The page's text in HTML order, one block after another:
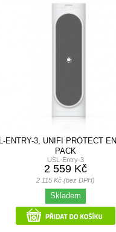
ENTRY-3, UNIFI PROTECT
PACK
USL-Entry-3
2 559 Kč
2 115 Kč (bez DPH)
Skladem